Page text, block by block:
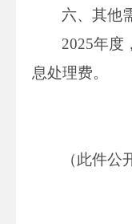
六、其他
2025年度
息处理费。
（此件公